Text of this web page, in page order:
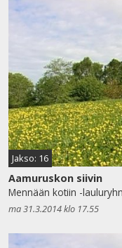
Jakso: 16
Aamuruskon siivin
Mennään kotiin -
ma 31.3.2014 klo 17.55